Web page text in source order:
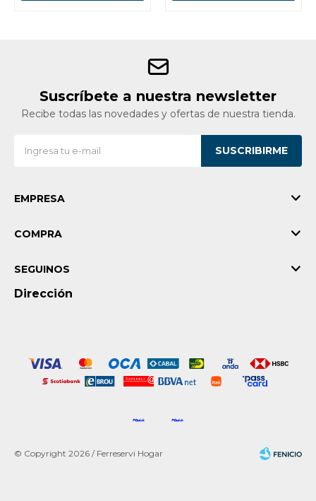
Suscríbete a nuestra newsletter
Recibe todas las novedades y ofertas de nuestra tienda.
SUSCRIBIRME
EMPRESA
COMPRA
Dirección
SEGUINOS
© Copyright 2026 / Ferreservi Hogar